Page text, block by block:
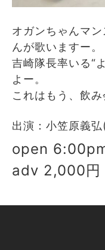
オガンちゃんマ
んが歌いますー。
吉崎隊長率いる“
よー。
これはもう、飲み
出演：小笠原義
open
adv 2,000